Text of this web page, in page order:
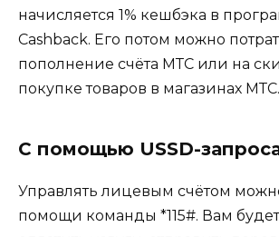
начисляется 1% кешбэка в
Cashback. Его потом можно
пополнение счёта МТС или на
покупке товаров в магазинах МТС.
С помощью USSD-
Управлять лицевым счётом
помощи команды *115#. Вам